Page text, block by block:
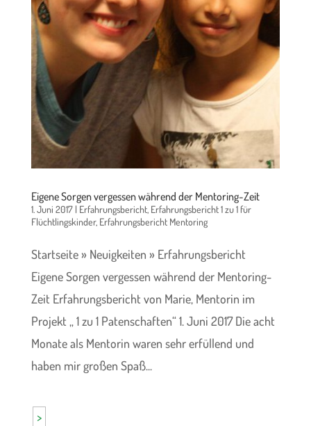
Eigene Sorgen vergessen während der Mentoring-Zeit
1. Juni 2017| Erfahrungsbericht, Erfahrungsbericht 1 zu 1 für
Flüchtlingskinder, Erfahrungsbericht Mentoring
Startseite » Neuigkeiten » Erfahrungsbericht
Eigene Sorgen vergessen während der Mentoring-
Zeit Erfahrungsbericht von Marie, Mentorin im
Projekt „ 1 zu 1 Patenschaften“ 1. Juni 2017 Die acht
Monate als Mentorin waren sehr erfüllend und
haben mir großen Spaß...
>